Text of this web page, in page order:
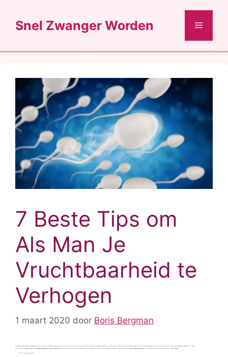
naarSnel Zwanger Worden Menu
7 Beste Tips om
Als Man Je
Vruchtbaarheid te
Verhogen
1 maart 2020 door Boris Bergman